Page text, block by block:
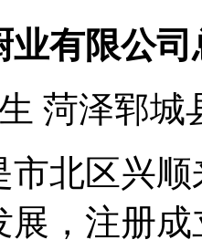
业有限公
菏泽郓城
北区兴
展，注册